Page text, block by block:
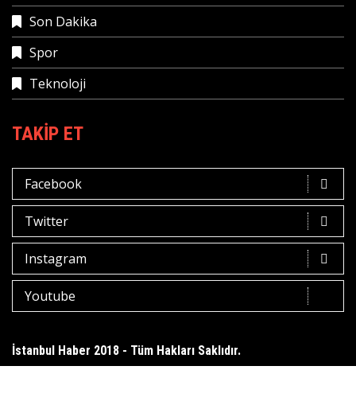
Son Dakika
Spor
Teknoloji
TAKIP ET
Facebook
Twitter
Instagram
Youtube
İstanbul Haber 2018 - Tüm Hakları Saklıdır.